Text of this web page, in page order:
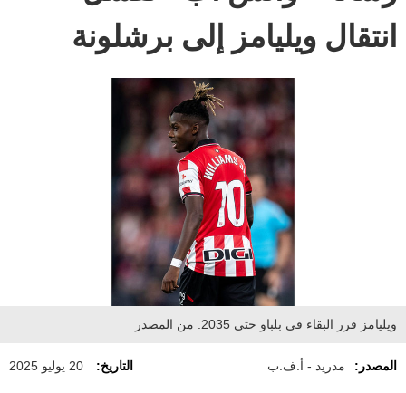
انتقال ويليامز إلى برشلونة
ويليامز قرر البقاء في بلباو حتى 2035. من المصدر
المصدر: مدريد - أ.ف.ب التاريخ: 20 يوليو 2025